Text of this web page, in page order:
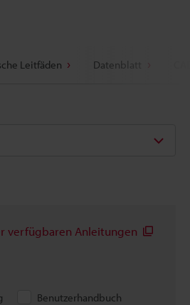
Leitfäden Datenblatt
verfügbaren Anleitungen
Benutzerhandbuch